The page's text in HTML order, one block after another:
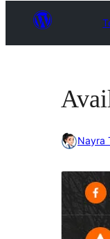
Nayra